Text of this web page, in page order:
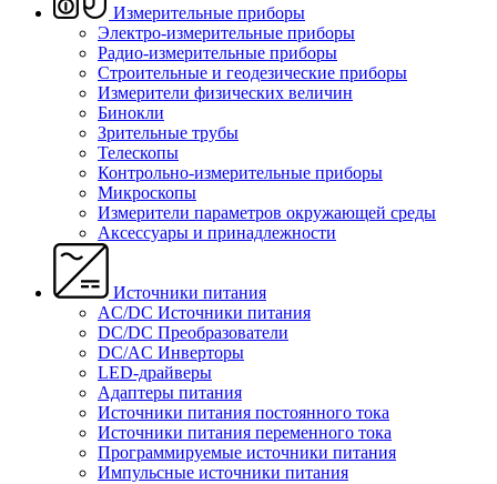
Измерительные приборы
Электро-измерительные приборы
Радио-измерительные приборы
Строительные и геодезические приборы
Измерители физических величин
Бинокли
Зрительные трубы
Телескопы
Контрольно-измерительные приборы
Микроскопы
Измерители параметров окружающей среды
Аксессуары и принадлежности
Источники питания
AC/DC Источники питания
DC/DC Преобразователи
DC/AC Инверторы
LED-драйверы
Адаптеры питания
Источники питания постоянного тока
Источники питания переменного тока
Программируемые источники питания
Импульсные источники питания